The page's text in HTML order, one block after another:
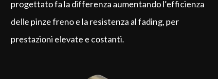
progettato fa la differenza aumentando l’efficienza
delle pinze freno e la resistenza al fading, per
prestazioni elevate e costanti.